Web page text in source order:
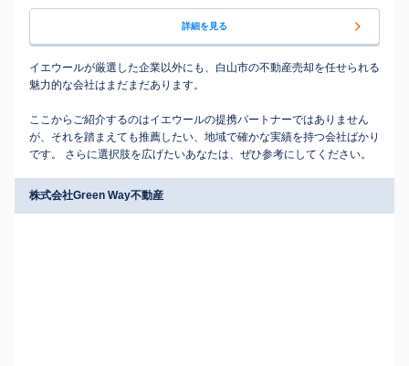
詳細を見る
イエウールが厳選した企業以外にも、白山市の不動産売却を任せられる
魅力的な会社はまだまだあります。
ここからご紹介するのはイエウールの提携パートナーではありません
が、それを踏まえても推薦したい、地域で確かな実績を持つ会社ばかり
です。 さらに選択肢を広げたいあなたは、ぜひ参考にしてください。
株式会社Green Way不動産